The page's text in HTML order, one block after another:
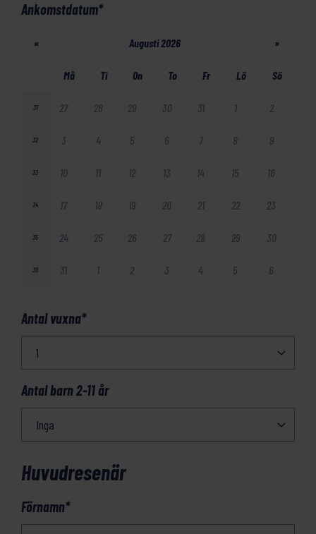
Ankomstdatum*
« Augusti 2026 »
Må Ti On To Fr Lö Sö
31 27 28 29 30 31 1 2
32 3 4 5 6 7 8 9
33 10 11 12 13 14 15 16
34 17 18 19 20 21 22 23
35 24 25 26 27 28 29 30
36 31 1 2 3 4 5 6
Antal vuxna*
Antal barn 2-11 år
Huvudresenär
Förnamn*